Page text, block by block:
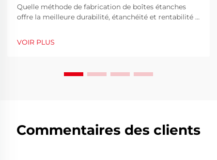
Quelle méthode de fabrication de boîtes étanches
offre la meilleure durabilité, étanchéité et rentabilité ?
maintenant les conseils d'experts.
VOIR PLUS
Commentaires des clients